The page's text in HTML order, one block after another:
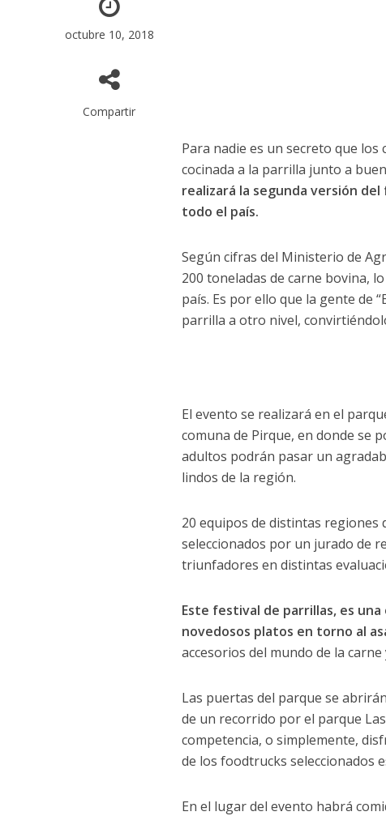
octubre 10, 2018
Compartir
Para nadie es un secreto que
cocinada a la parrilla junto a
realizará la segunda versión
todo el país.
Según cifras del Ministerio de
200 toneladas de carne bovina,
país. Es por ello que la gente de
parrilla a otro nivel,
El evento se realizará en el
comuna de Pirque, en donde se
adultos podrán pasar un
lindos de la región.
20 equipos de distintas regiones
seleccionados por un jurado de
triunfadores en distintas
Este festival de parrillas, es
novedosos platos en torno al
accesorios del mundo de la
Las puertas del parque se
de un recorrido por el parque
competencia, o simplemente,
de los foodtrucks seleccionados
En el lugar del evento habrá